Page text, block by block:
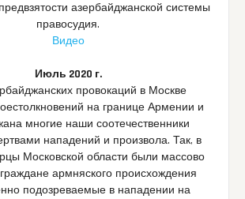
азербайджанской системы
правосудия.
Видео
Июль 2020 г.
провокаций в Москве
на границе Армении и
многие наши соотечественники
нападений и произвола. Так, в
Московской области были массово
армняского происхождения
подозреваемые в нападении на